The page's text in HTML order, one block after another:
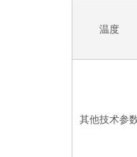
温度
其他技术参